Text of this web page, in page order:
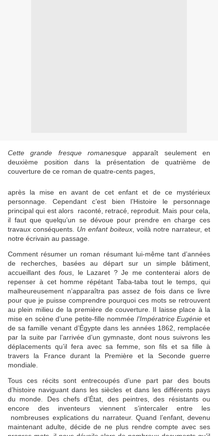
Cette grande fresque romanesqueapparaît seulement en
deuxième position dans la présentation de quatrième de
couverture de ce roman de quatre-cents pages,
après la mise en avant de cet enfant et de ce mystérieux
personnage.
Cependant c’est bien l’Histoire le personnage
principal qui est alors raconté, retracé, reproduit. Mais pour cela,
il faut que quelqu’un se dévoue pour prendre en charge ces
travaux conséquents. Un enfant boiteux , voilà notre narrateur, et
notre écrivain au passage.
Comment résumer un roman résumant lui-même tant d’années
de recherches, basées au départ sur un simple bâtiment,
accueillant des fous , le Lazaret ? Je me contenterai alors de
repenser à cet homme répétant Taba-taba tout le temps, qui
malheureusement n’apparaîtra pas assez de fois dans ce livre
pour que je puisse comprendre pourquoi ces mots se retrouvent
au plein milieu de la première de couverture. Il laisse place à la
mise en scène d’une petite-fille nommée l’Impératrice Eugénie et
de sa famille venant d’Égypte dans les années 1862, remplacée
par la suite par l’arrivée d’un gymnaste, dont nous suivrons les
déplacements qu’il fera avec sa femme, son fils et sa fille à
travers la France durant la Première et la Seconde guerre
mondiale.
Tous ces récits sont entrecoupés d’une part par des bouts
d’histoire naviguant dans les siècles et dans les différents pays
du monde. Des chefs d’État, des peintres, des résistants ou
encore des inventeurs viennent s’intercaler entre les
nombreuses explications du narrateur. Quand l’enfant, devenu
maintenant adulte, décide de ne plus rendre compte avec ses